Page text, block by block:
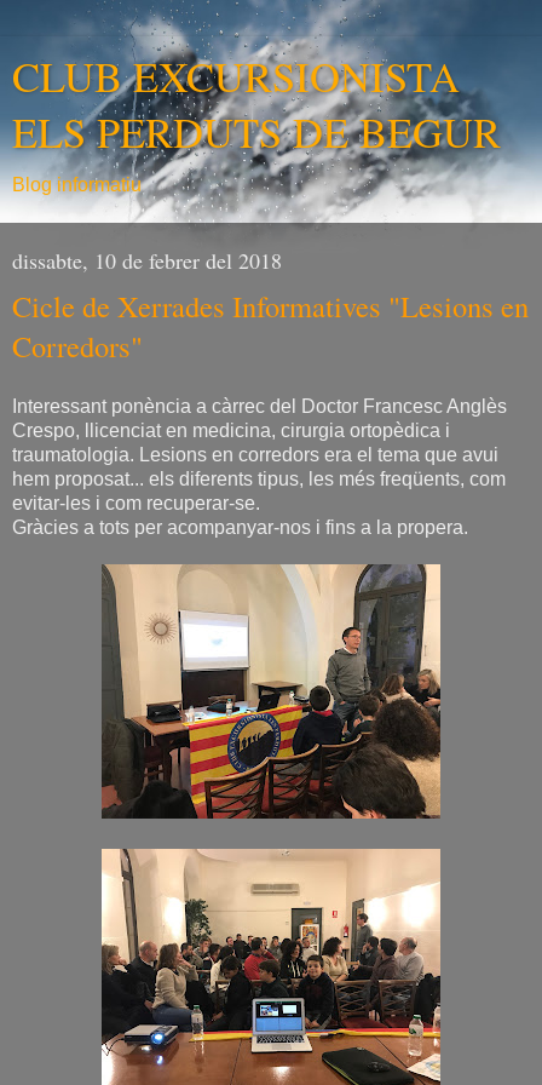
CLUB EXCURSIONISTA
ELS PERDUTS DE BEGUR
Blog informatiu
dissabte, 10 de febrer del 2018
Cicle de Xerrades Informatives "Lesions en
Corredors"
Interessant ponència a càrrec del Doctor Francesc Anglès
Crespo, llicenciat en medicina, cirurgia ortopèdica i
traumatologia. Lesions en corredors era el tema que avui
hem proposat... els diferents tipus, les més freqüents, com
evitar-les i com recuperar-se.
Gràcies a tots per acompanyar-nos i fins a la propera.